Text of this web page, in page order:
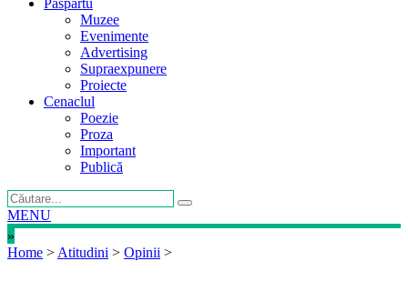
Paspartu
Muzee
Evenimente
Advertising
Supraexpunere
Proiecte
Cenaclul
Poezie
Proza
Important
Publică
MENU
»
Home > Atitudini > Opinii >